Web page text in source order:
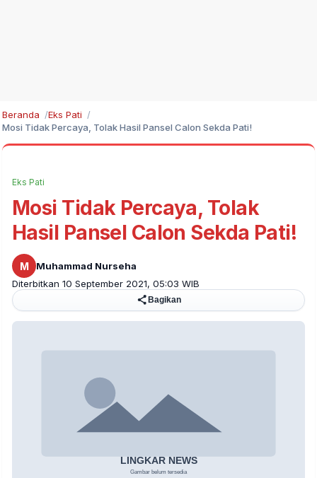
Beranda
Eks Pati
Mosi Tidak Percaya, Tolak Hasil Pansel Calon Sekda Pati!
Eks Pati
Mosi Tidak Percaya, Tolak
Hasil Pansel Calon Sekda Pati!
M
Muhammad Nurseha
Diterbitkan 10 September 2021, 05:03 WIB
Bagikan